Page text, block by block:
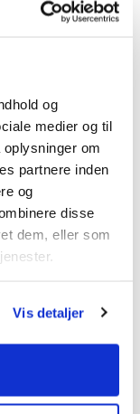
og
medier og til
om
partnere inden
og
disse
dem, eller som
Vis detaljer
som
Bilen står derfor
angivne pris,